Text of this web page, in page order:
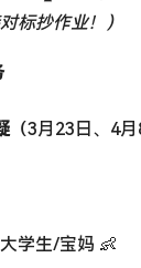
标抄作业！）
（3月23日、4月
学生/宝妈 👶